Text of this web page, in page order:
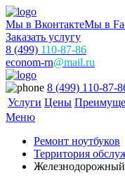
Мы в ВконтактеМы в
Заказать услугу
8 (499) 110-87-86
econom-rn@mail.ru
8 (499) 110-87-
Услуги Цены
Меню
Ремонт ноутбуков
Территория
Железнодорожный